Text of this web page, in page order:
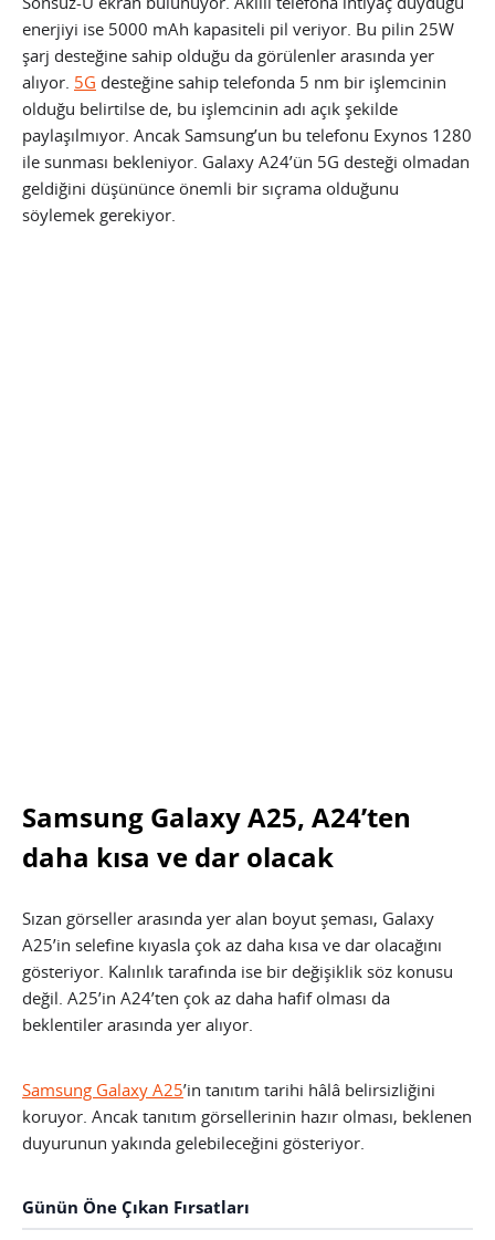
enerjiyi ise 5000 mAh kapasiteli pil veriyor. Bu pilin 25W
şarj desteğine sahip olduğu da görülenler arasında yer
alıyor. 5G desteğine sahip telefonda 5 nm bir işlemcinin
olduğu belirtilse de, bu işlemcinin adı açık şekilde
paylaşılmıyor. Ancak Samsung’un bu telefonu Exynos 1280
ile sunması bekleniyor. Galaxy A24’ün 5G desteği olmadan
geldiğini düşününce önemli bir sıçrama olduğunu
söylemek gerekiyor.
Samsung Galaxy A25, A24’ten
daha kısa ve dar olacak
Sızan görseller arasında yer alan boyut şeması, Galaxy
A25’in selefine kıyasla çok az daha kısa ve dar olacağını
gösteriyor. Kalınlık tarafında ise bir değişiklik söz konusu
değil. A25’in A24’ten çok az daha hafif olması da
beklentiler arasında yer alıyor.
Samsung Galaxy A25’in tanıtım tarihi hâlâ belirsizliğini
koruyor. Ancak tanıtım görsellerinin hazır olması, beklenen
duyurunun yakında gelebileceğini gösteriyor.
Günün Öne Çıkan Fırsatları